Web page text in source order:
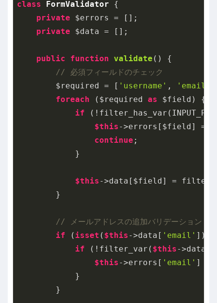
class FormValidator
{
private $errors = [];
private $data = [];
public function validate ()
{
// 必須フィールドのチェック
        $required = [
'username' , 'email'
foreach ($required as $field) {
if
$this->errors[$field] =
continue ;
            }
$this->data[$field] =
        }
// メールアドレスの追加バリデーション
if ( isset ( $this->data[ 'email' ]))
if (!filter_var( $this->data[
$this->errors[ 'email' ] =
            }
        }